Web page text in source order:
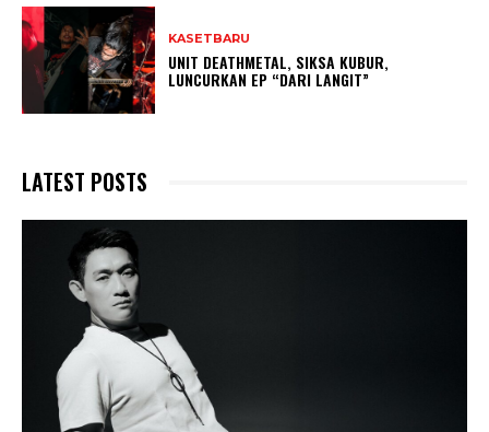
KASETBARU
UNIT DEATHMETAL, SIKSA KUBUR,
LUNCURKAN EP “DARI LANGIT”
LATEST POSTS